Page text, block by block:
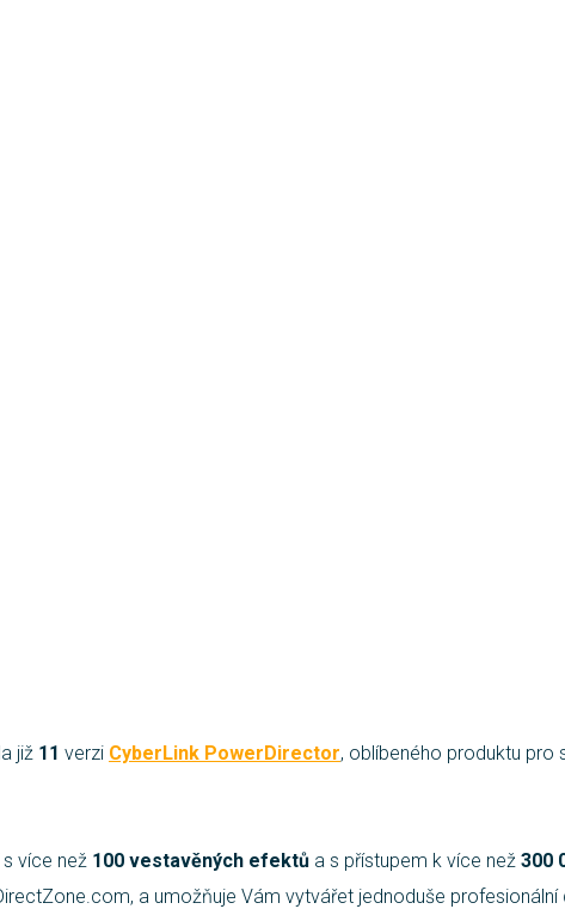
již 11 verzi CyberLink PowerDirector, oblíbeného produktu pro
více než 100 vestavěných efektů a s přístupem k více než 300
a umožňuje Vám vytvářet jednoduše